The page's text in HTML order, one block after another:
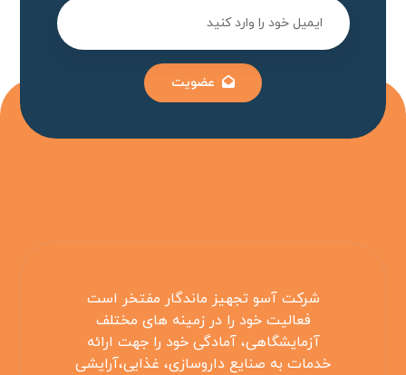
عضویت
شرکت آسو تجهیز ماندگار مفتخر است
فعالیت خود را در زمینه های مختلف
آزمایشگاهی، آمادگی خود را جهت ارائه
خدمات به صنایع داروسازی، غذایی،آرایشی